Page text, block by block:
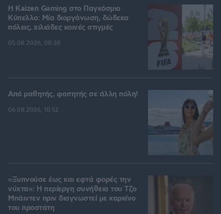
H Kaizen Gaming στο Παγκόσμιο
Kύπελλο: Μία διοργάνωση, δώδεκα
πόλεις, χιλιάδες κοινές στιγμές
05.08.2026, 08:38
Από μαθητής, φοιτητής σε άλλη πόλη!
06.08.2026, 10:52
«Ξυπνούσε έως και εφτά φορές την
νύχτα»: Η περίεργη συνήθεια του Τζο
Μπάιντεν πριν διαγνωστεί με καρκίνο
του προστάτη